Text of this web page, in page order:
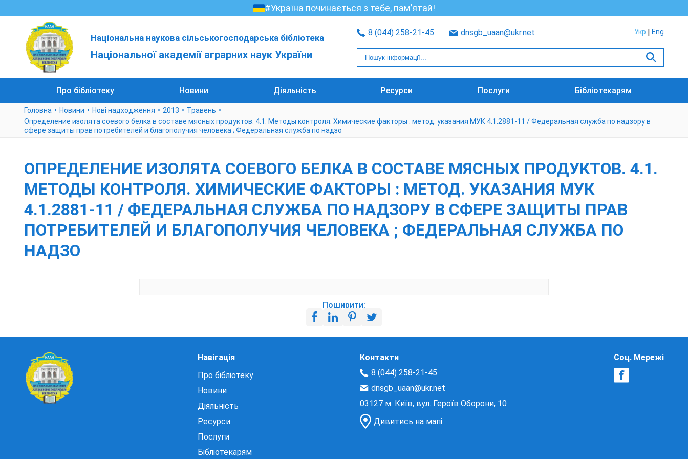
#Україна починається з тебе, пам’ятай!
Національна наукова сільськогосподарська бібліотека
Національної академії аграрних наук України
8 (044) 258-21-45 dnsgb_uaan@ukr.net Укр Eng
Про бібліотеку Новини Діяльність Ресурси Послуги Бібліотекарям
Головна Новини Нові надходження 2013
Травень
Определение изолята соевого белка в составе мясных продуктов. 4.1. Методы контроля. Химические факторы : метод. указания МУК 4.1.2881-11 / Федеральная служба по надзору в
сфере защиты прав потребителей и благополучия человека ; Федеральная служба по надзо
ОПРЕДЕЛЕНИЕ ИЗОЛЯТА СОЕВОГО БЕЛКА В СОСТАВЕ МЯСНЫХ ПРОДУКТОВ. 4.1.
МЕТОДЫ КОНТРОЛЯ. ХИМИЧЕСКИЕ ФАКТОРЫ : МЕТОД. УКАЗАНИЯ МУК
4.1.2881-11 / ФЕДЕРАЛЬНАЯ СЛУЖБА ПО НАДЗОРУ В СФЕРЕ ЗАЩИТЫ ПРАВ
ПОТРЕБИТЕЛЕЙ И БЛАГОПОЛУЧИЯ ЧЕЛОВЕКА ; ФЕДЕРАЛЬНАЯ СЛУЖБА ПО
НАДЗО
Поширити:
Навігація
Про бібліотеку
Новини
Діяльність
Ресурси
Послуги
Бібліотекарям
Контакти
8 (044) 258-21-45
dnsgb_uaan@ukr.net
03127 м. Київ, вул. Героїв Оборони, 10
Дивитись на мапі
Соц. Мережі